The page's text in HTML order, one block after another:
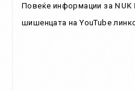
Повеќе информации за
шишенцата на YouTube